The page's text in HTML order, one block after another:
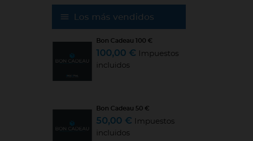
Los más vendidos
Bon Cadeau 100 €
100,00 € Impuestos
incluidos
Bon Cadeau 50 €
50,00 € Impuestos
incluidos